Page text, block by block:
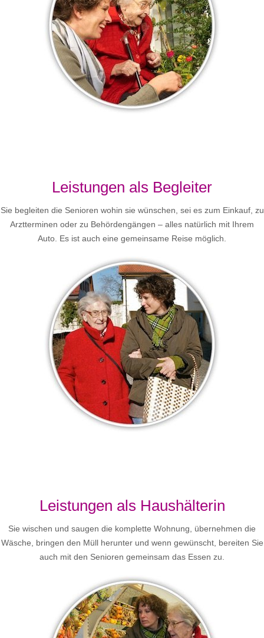
Leistungen als Begleiter
Sie begleiten die Senioren wohin sie wünschen, sei es zum Einkauf, zu
Arztterminen oder zu Behördengängen – alles natürlich mit Ihrem
Auto. Es ist auch eine gemeinsame Reise möglich.
Leistungen als Haushälterin
Sie wischen und saugen die komplette Wohnung, übernehmen die
Wäsche, bringen den Müll herunter und wenn gewünscht, bereiten Sie
auch mit den Senioren gemeinsam das Essen zu.